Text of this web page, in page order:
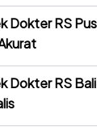
Dokter RS
Dokter RS